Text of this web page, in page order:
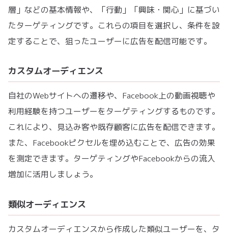
層」などの基本情報や、「行動」「興味・関心」に基づい
たターゲティングです。これらの項目を選択し、条件を設
定することで、狙ったユーザーに広告を配信可能です。
カスタムオーディエンス
自社のWebサイトへの遷移や、Facebook上の動画視聴や
利用経験を持つユーザーをターゲティングするものです。
これにより、見込み客や既存顧客に広告を配信できます。
また、Facebookピクセルを埋め込むことで、広告の効果
を測定できます。ターゲティングやFacebookからの流入
増加に活用しましょう。
類似オーディエンス
カスタムオーディエンスから作成した類似ユーザーを、タ